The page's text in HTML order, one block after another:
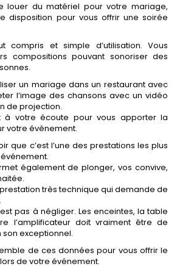
louer du matériel pour votre mariage,
disposition pour vous offrir une soirée
compris et simple d’utilisation. Vous
compositions pouvant sonoriser des
un mariage dans un restaurant avec
l’image des chansons avec un vidéo
de projection.
à votre écoute pour vous apporter la
votre évènement.
que c’est l’une des prestations les plus
également de plonger, vos convive,
prestation très technique qui demande de
pas à négliger. Les enceintes, la table
l’amplificateur doit vraiment être de
exceptionnel.
de ces données pour vous offrir le
de votre événement.